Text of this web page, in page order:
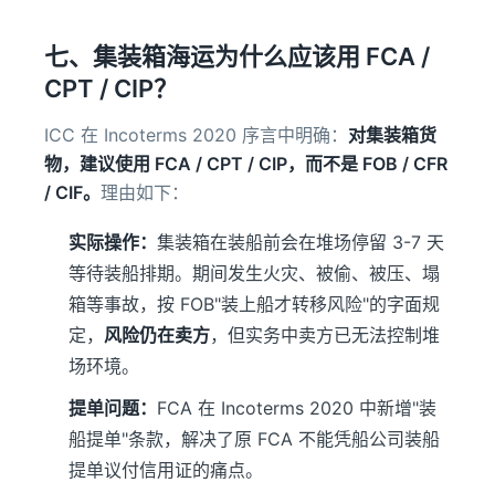
七、集装箱海运为什么应该用 FCA /
CPT / CIP？
ICC 在 Incoterms 2020 序言中明确： 对集装箱货
物，建议使用 FCA / CPT / CIP，而不是 FOB / CFR
/ CIF。 理由如下：
实际操作： 集装箱在装船前会在堆场停留 3-7 天
等待装船排期。期间发生火灾、被偷、被压、塌
箱等事故，按 FOB"装上船才转移风险"的字面规
定， 风险仍在卖方，但实务中卖方已无法控制堆
场环境。
提单问题： FCA 在 Incoterms 2020 中新增"装
船提单"条款，解决了原 FCA 不能凭船公司装船
提单议付信用证的痛点。